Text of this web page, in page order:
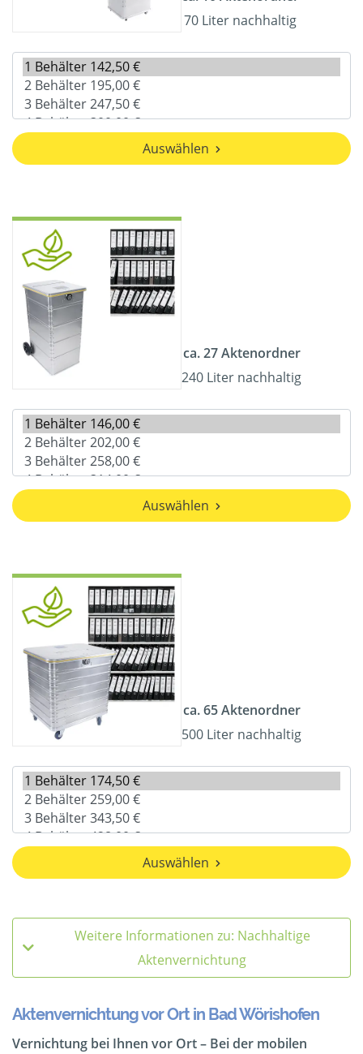
70 Liter nachhaltig
Auswählen
ca. 27 Aktenordner
240 Liter nachhaltig
Auswählen
ca. 65 Aktenordner
500 Liter nachhaltig
Auswählen
Weitere Informationen zu: Nachhaltige
Aktenvernichtung
Aktenvernichtung vor Ort in Bad Wörishofen
Vernichtung bei Ihnen vor Ort – Bei der mobilen